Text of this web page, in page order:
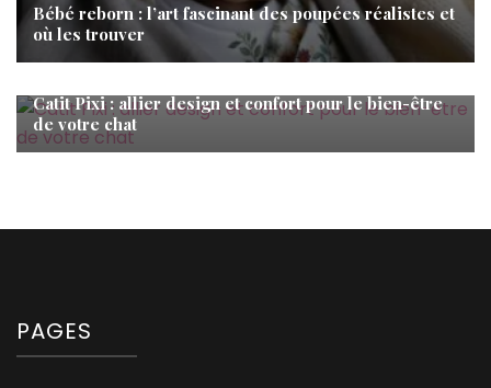
Bébé reborn : l’art fascinant des poupées réalistes et
où les trouver
Bébé
Catit Pixi : allier design et confort pour le bien-être
de votre chat
PAGES